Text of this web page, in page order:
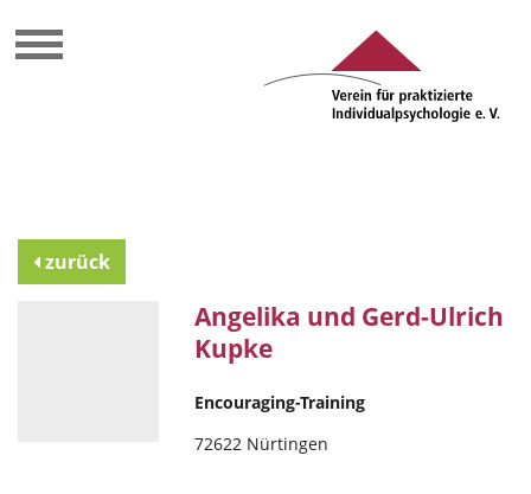
zurück
Angelika und Gerd-Ulrich
Kupke
Encouraging-Training
72622 Nürtingen